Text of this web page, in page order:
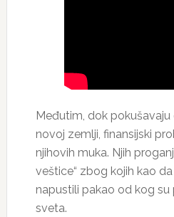
Međutim, dok pokušavaju
novoj zemlji, finansijski
njihovih muka. Njih
veštice“ zbog kojih kao
napustili pakao od kog
sveta.